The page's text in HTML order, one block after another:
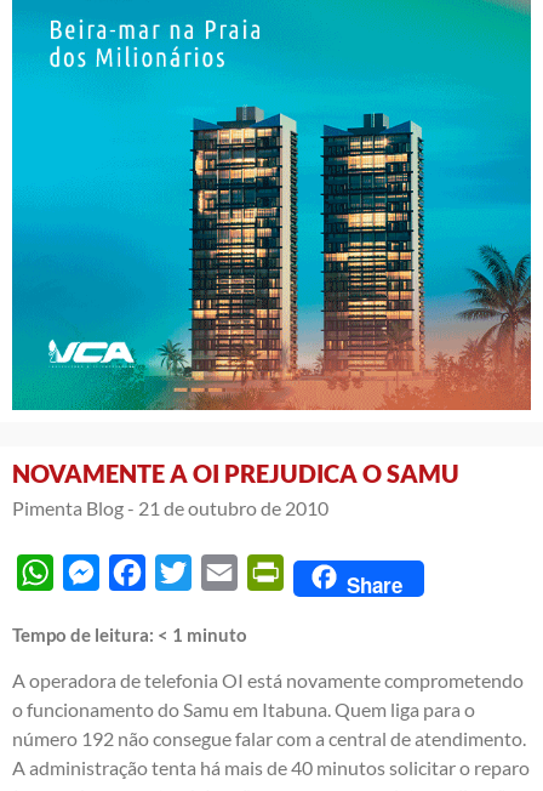
NOVAMENTE A OI PREJUDICA O SAMU
Pimenta Blog - 21 de outubro de 2010
WhatsAppMessengerFacebook
Twitter Email PrintFriendly
Share
Tempo de leitura: < 1 minuto
A operadora de telefonia OI está novamente comprometendo
o funcionamento do Samu em Itabuna. Quem liga para o
número 192 não consegue falar com a central de atendimento.
A administração tenta há mais de 40 minutos solicitar o reparo